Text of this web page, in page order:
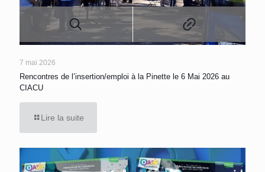
7 mai 2026
Rencontres de l’insertion/emploi à la Pinette le 6 Mai 2026 au
CIACU
Lire la suite